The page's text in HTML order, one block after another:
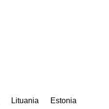
Lituania
Estonia